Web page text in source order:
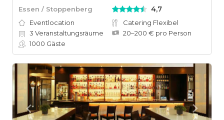
Essen / Stoppenberg 4,7
Eventlocation
Catering Flexibel
3 Veranstaltungsräume
20–200 € pro Person
1000 Gäste